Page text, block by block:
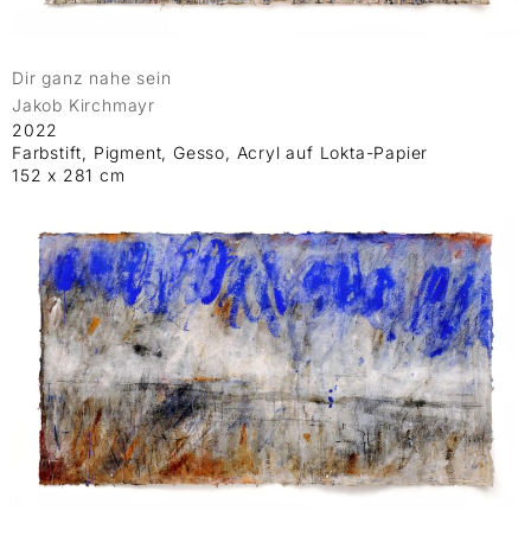
Dir ganz nahe sein
Jakob Kirchmayr
2022
Farbstift, Pigment, Gesso, Acryl auf Lokta-Papier
152 x 281 cm